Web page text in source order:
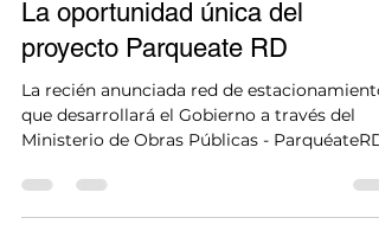
trazadord6
2 feb 2021
3 min de lectura
La oportunidad única del
proyecto Parqueate RD
La recién anunciada red de
Ministerio de Obras Públicas - ParquéateRD